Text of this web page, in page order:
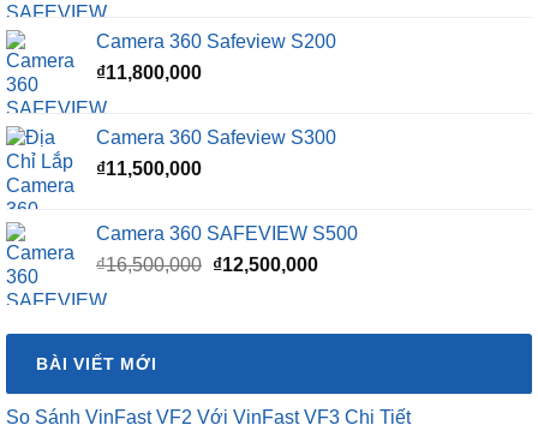
₫16,500,000.là:
Camera 360 Safeview S200
₫11,800,000
Camera 360 Safeview S300
₫11,500,000
Camera 360 SAFEVIEW S500
₫16,500,000 Giá
₫16,500,000.
₫12,500,000Giá
là:
BÀI VIẾT MỚI
So Sánh VinFast VF2 Với VinFast VF3 Chi Tiết